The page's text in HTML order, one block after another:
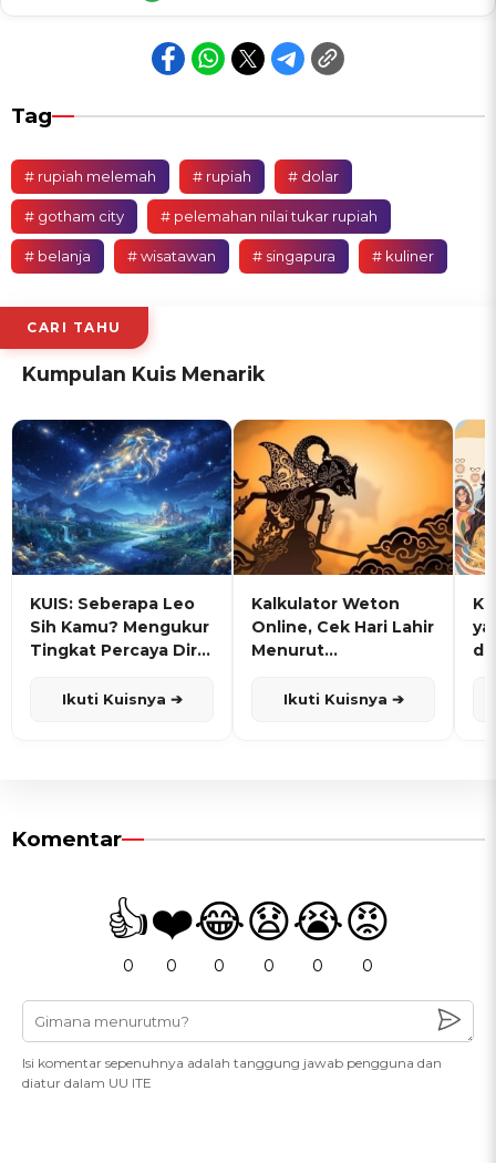
Tag
# rupiah melemah # rupiah # dolar
# gotham city # pelemahan nilai tukar rupiah
# belanja # wisatawan # singapura # kuliner
CARI TAHU
Kumpulan Kuis Menarik
KUIS: Seberapa Leo
Sih Kamu? Mengukur
Tingkat Percaya Diri
Ikuti Kuisnya ➔
Kalkulator Weton
Online, Cek Hari Lahir
Menurut
Ikuti Kuisnya ➔
Komentar
👍
0
❤️
0
😂
0
😧
0
😭
0
😡
0
Isi komentar sepenuhnya adalah tanggung jawab pengguna dan
diatur dalam UU ITE